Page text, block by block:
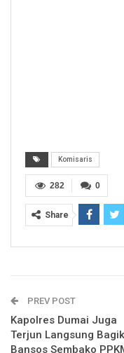
Komisaris
0
282
Share
PREV POST
Kapolres Dumai Juga
Terjun Langsung
Bansos Sembako